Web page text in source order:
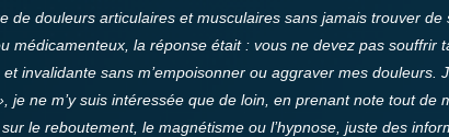
douleurs articulaires et musculaires sans jamais trouver
médicamenteux, la réponse était : vous ne devez pas souffrir
invalidante sans m’empoisonner ou aggraver mes douleurs.
ne m’y suis intéressée que de loin, en prenant note tout de
le reboutement, le magnétisme ou l’hypnose, juste des